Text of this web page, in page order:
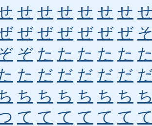
せ せ せ せ せ せ
ぜ ぜ ぜ ぜ ぜ ぜ
ぞ た た た た た
た だ だ だ だ だ
ち ち ち ち ち ち
て て て て て て